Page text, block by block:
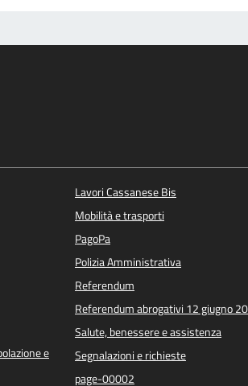
e
Lavori Cassanese Bis
Mobilità e trasporti
PagoPa
Polizia Amministrativa
Referendum
Referendum abrogativi 12 giugno
Salute, benessere e assistenza
Segnalazioni e richieste
page-00002